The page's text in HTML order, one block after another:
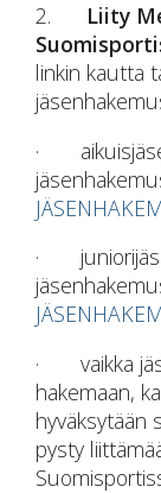
2.
Liity
linkin kautta
·
·
· vaikka
hakemaan,
hyväksytään
pysty